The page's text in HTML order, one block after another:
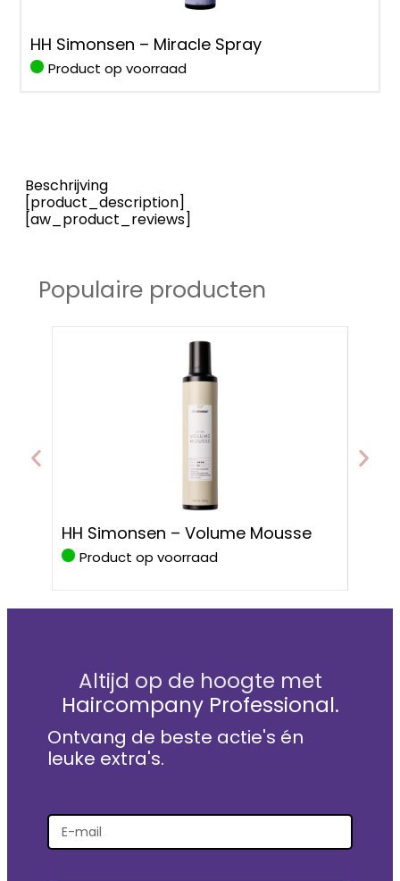
HH Simonsen – Miracle Spray
Product op voorraad
Beschrijving
[product_description]
[aw_product_reviews]
Populaire producten
HH Simonsen – Volume Mousse
Product op voorraad
Altijd op de hoogte met
Haircompany Professional.
Ontvang de beste actie's én
leuke extra's.